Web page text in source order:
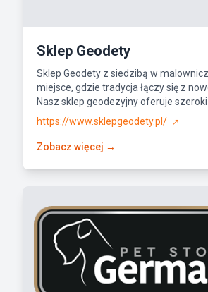
Sklep Geodety
Sklep Geodety z siedzibą w
miejsce, gdzie tradycja łączy się z
Nasz sklep geodezyjny oferuje szeroki
https://www.sklepgeodety.pl/
↗
Zobacz więcej →